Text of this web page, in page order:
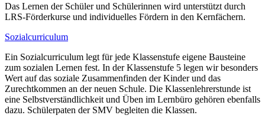
Das Lernen der Schüler und Schülerinnen wird unterstützt durch
LRS-Förderkurse und individuelles Fördern in den Kernfächern.
Sozialcurriculum
Ein Sozialcurriculum legt für jede Klassenstufe eigene Bausteine
zum sozialen Lernen fest. In der Klassenstufe 5 legen wir besonders
Wert auf das soziale Zusammenfinden der Kinder und das
Zurechtkommen an der neuen Schule. Die Klassenlehrerstunde ist
eine Selbstverständlichkeit und Üben im Lernbüro gehören ebenfalls
dazu. Schülerpaten der SMV begleiten die Klassen.